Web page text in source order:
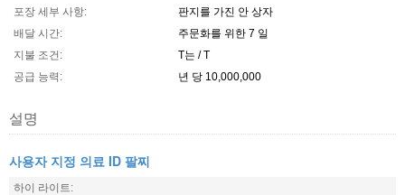
포장 세부 사항:
판지를 가진 안 상자
배달 시간:
주문화를 위한 7 일
지불 조건:
T는 / T
공급 능력:
년 당 10,000,000
설명
사용자 지정 의료 ID 팔찌
하이 라이트: